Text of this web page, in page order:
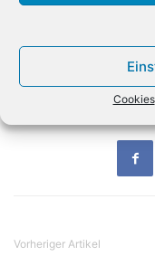
Cookies
Systeme. Zur
Server, welche ab
zusammengestellt
Vorheriger Artikel